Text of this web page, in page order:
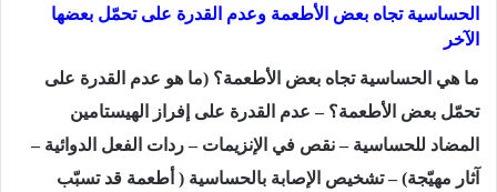
الحساسية تجاه بعض الأطعمة وعدم القدرة على تحمّل بعضها
الآخر
ما هي الحساسية تجاه بعض الأطعمة؟ (ما هو عدم القدرة على
تحمّل بعض الأطعمة؟ – عدم القدرة على إفراز الهيستامين
المضاد للحساسية – نقص في الإنزيمات – ردات الفعل الدوائية –
آثار مهيّجة) – تشخيص الإصابة بالحساسية ( أطعمة قد تسبّب